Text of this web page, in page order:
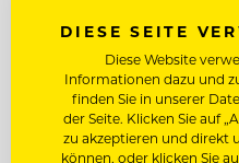
ElisabethHotel
6290 Mayrhofen,
LEHRLING HOTEL-
DIESE SEITE
Diese Website
Informationen dazu und
finden Sie in unserer
der Seite. Klicken Sie auf
zu akzeptieren und direkt
können, oder klicken Sie